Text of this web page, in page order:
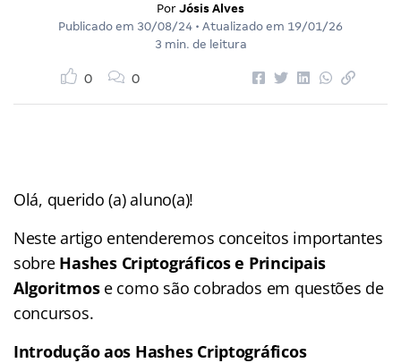
Por Jósis Alves
Publicado em 30/08/24 • Atualizado em 19/01/26
3 min. de leitura
0 0
Olá, querido (a) aluno(a)!
Neste artigo entenderemos conceitos importantes
sobre Hashes Criptográficos e Principais
Algoritmos e como são cobrados em questões de
concursos.
Introdução aos Hashes Criptográficos